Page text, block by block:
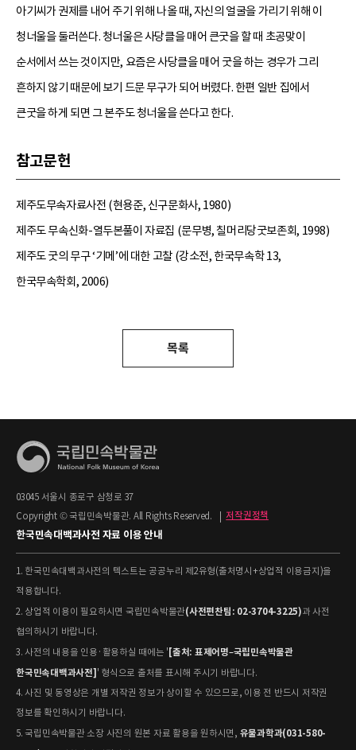
아기씨가 권제를 내어 주기 위해 나올 때, 자신의 얼굴을 가리기 위해 이
청너울을 둘러쓴다. 청너울은 사당클을 매어 큰굿을 할 때 초공맞이
순서에서 쓰는 것이지만, 요즘은 사당클을 매어 굿을 하는 경우가 그리
흔하지 않기 때문에 보기 드문 무구가 되어 버렸다. 한편 일반 집에서
큰굿을 하게 되면 그 본주도 청너울을 쓴다고 한다.
참고문헌
제주도무속자료사전 (현용준, 신구문화사, 1980)
제주도 무속신화-열두본풀이 자료집 (문무병, 칠머리당굿보존회, 1998)
제주도 굿의 무구 ‘기메’에 대한 고찰 (강소전, 한국무속학 13,
한국무속학회, 2006)
목록
03045 서울시 종로구 삼청로 37
Copyright © 국립민속박물관. All Rights Reserved.
저작권정책
한국민속대백과사전 자료 이용 안내
1. 한국민속대백과사전의 텍스트는 공공누리 제2유형(출처명시+상업적 이용금지)을
적용합니다.
2. 상업적 이용이 필요하시면 국립민속박물관(사전편찬팀: 02-3704-3225)과 사전
협의하시기 바랍니다.
3. 사전의 내용을 인용·활용하실 때에는 '[출처: 표제어명–국립민속박물관
한국민속대백과사전]' 형식으로 출처를 표시해 주시기 바랍니다.
4. 사진 및 동영상은 개별 저작권 정보가 상이할 수 있으므로, 이용 전 반드시 저작권
정보를 확인하시기 바랍니다.
5. 국립민속박물관 소장 사진의 원본 자료 활용을 원하시면, 유물과학과(031-580-